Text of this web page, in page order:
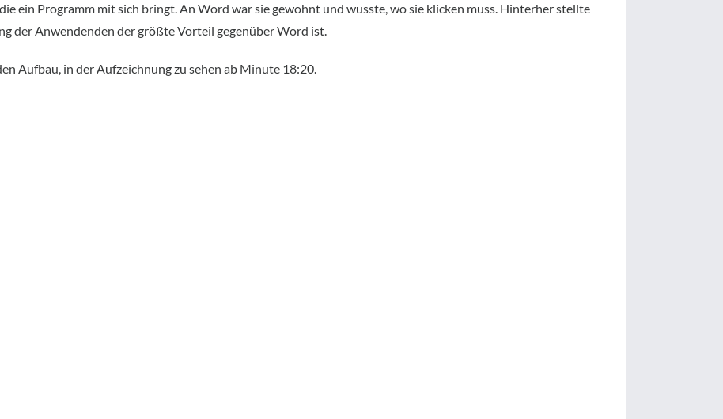
ein Programm mit sich bringt. An Word war sie gewohnt und wusste, wo sie klicken muss. Hinterher stellte
der Anwendenden der größte Vorteil gegenüber Word ist.
Aufbau, in der Aufzeichnung zu sehen ab Minute 18:20.